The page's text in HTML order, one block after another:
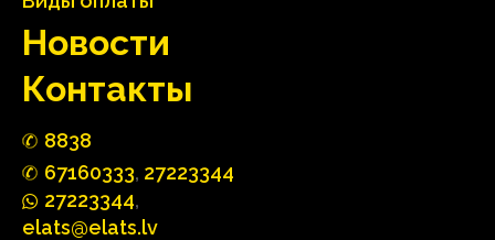
Hовости
Контакты
8838
67160333, 27223344
27223344,
elats@elats.lv